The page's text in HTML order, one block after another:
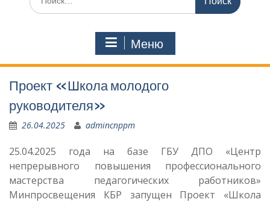
Меню
Проект «Школа молодого
руководителя»
26.04.2025 admincnppm
25.04.2025 года на базе ГБУ ДПО «Центр
непрерывного повышения профессионального
мастерства педагогических работников»
Минпросвещения КБР запущен Проект «Школа